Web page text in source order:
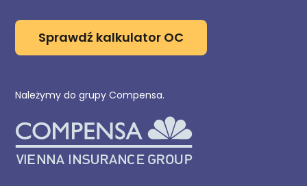
Sprawdź kalkulator OC
Należymy do grupy Compensa.